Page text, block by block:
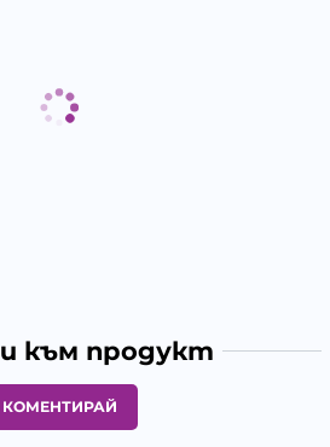
към продукт
КОМЕНТИРАЙ